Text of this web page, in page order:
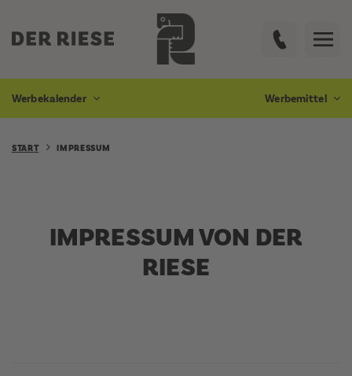
Werbekalender Werbemittel
START IMPRESSUM
IMPRESSUM VON DER
RIESE